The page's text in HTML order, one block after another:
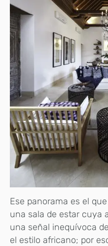
Ese panorama es el
una sala de estar cuya
una señal inequívoca
el estilo africano; por